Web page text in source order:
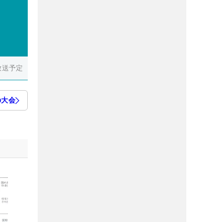
予定
会